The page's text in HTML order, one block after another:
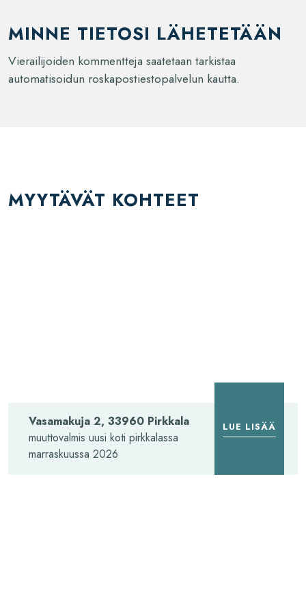
MINNE TIETOSI LÄHETETÄÄN
Vierailijoiden kommentteja saatetaan tarkistaa
automatisoidun roskapostiestopalvelun kautta.
MYYTÄVÄT KOHTEET
Vasamakuja 2, 33960 Pirkkala
muuttovalmis uusi koti pirkkalassa
marraskuussa 2026
LUE LISÄÄ